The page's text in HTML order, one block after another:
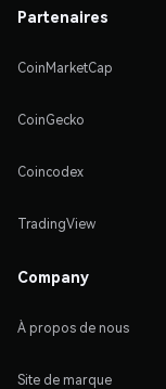
Partenaires
CoinMarketCap
CoinGecko
Coincodex
TradingView
Company
À propos de nous
Site de marque